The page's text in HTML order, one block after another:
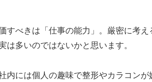
すべきは「仕事の能力」。厳密に考え
多いのではないかと思います。
内には個人の趣味で整形やカラコンが